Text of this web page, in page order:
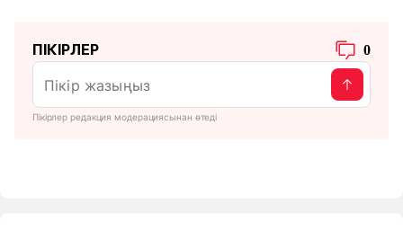
ПІКІРЛЕР 0
Пікірлер редакция модерациясынан өтеді